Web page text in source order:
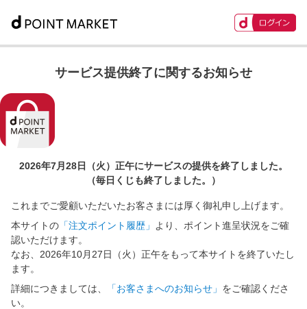
サービス提供終了に関するお知らせ
2026年7月28日（火）正午にサービスの提供を終了しました。
（毎日くじも終了しました。）
これまでご愛顧いただいたお客さまには厚く御礼申し上げます。
本サイトの 「注文ポイント履歴」
より、ポイント進呈状況をご確
認いただけます。
なお、2026年10月27日（火）正午をもって本サイトを終了いたし
ます。
詳細につきましては、
「お客さまへのお知らせ」 をご確認くださ
い。